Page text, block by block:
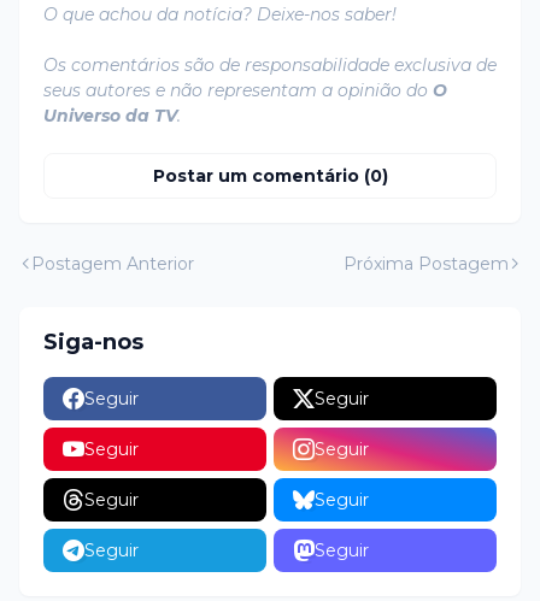
O que achou da notícia? Deixe-nos saber!
Os comentários são de responsabilidade exclusiva de
seus autores e não representam a opinião do O
Universo da TV.
Postar um comentário (0)
Postagem Anterior Próxima Postagem
Siga-nos
Seguir Seguir
Seguir Seguir
Seguir Seguir
Seguir Seguir